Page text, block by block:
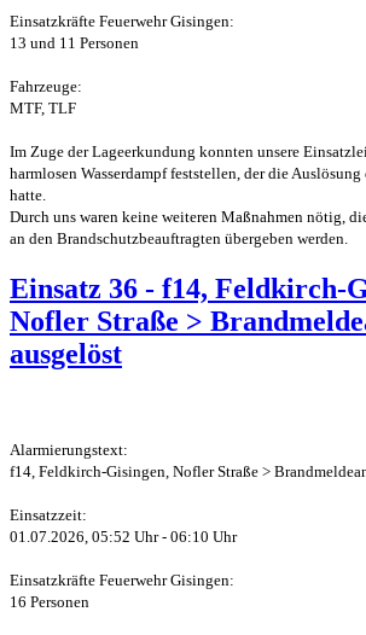
Einsatzkräfte Feuerwehr Gisingen:
13 und 11 Personen
Fahrzeuge:
MTF, TLF
Im Zuge der Lageerkundung konnten unsere
harmlosen Wasserdampf feststellen, der die
hatte.
Durch uns waren keine weiteren Maßnahmen nötig,
an den Brandschutzbeauftragten übergeben werden.
Einsatz 36 - f14, Feldkirch-
Nofler Straße >
ausgelöst
Alarmierungstext:
f14, Feldkirch-Gisingen, Nofler Straße >
Einsatzzeit:
01.07.2026, 05:52 Uhr - 06:10 Uhr
Einsatzkräfte Feuerwehr Gisingen:
16 Personen